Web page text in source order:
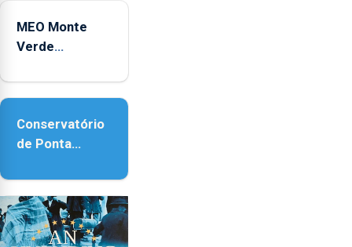
Coliseu
Micaelense
MEO Monte
Verde
reforço da
Conservatório
de Ponta
contar com
novos
instrumentos